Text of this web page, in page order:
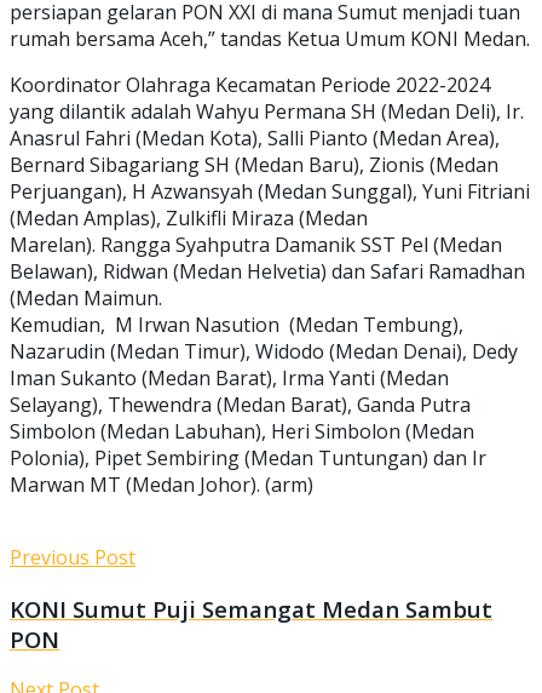
persiapan gelaran PON XXI di mana Sumut menjadi tuan
rumah bersama Aceh,” tandas Ketua Umum KONI Medan.
Koordinator Olahraga Kecamatan Periode 2022-2024
yang dilantik adalah Wahyu Permana SH (Medan Deli), Ir.
Anasrul Fahri (Medan Kota), Salli Pianto (Medan Area),
Bernard Sibagariang SH (Medan Baru), Zionis (Medan
Perjuangan), H Azwansyah (Medan Sunggal), Yuni Fitriani
(Medan Amplas), Zulkifli Miraza (Medan
Marelan). Rangga Syahputra Damanik SST Pel (Medan
Belawan), Ridwan (Medan Helvetia) dan Safari Ramadhan
(Medan Maimun.
Kemudian, M Irwan Nasution (Medan Tembung),
Nazarudin (Medan Timur), Widodo (Medan Denai), Dedy
Iman Sukanto (Medan Barat), Irma Yanti (Medan
Selayang), Thewendra (Medan Barat), Ganda Putra
Simbolon (Medan Labuhan), Heri Simbolon (Medan
Polonia), Pipet Sembiring (Medan Tuntungan) dan Ir
Marwan MT (Medan Johor). (arm)
Previous Post
KONI Sumut Puji Semangat Medan Sambut
PON